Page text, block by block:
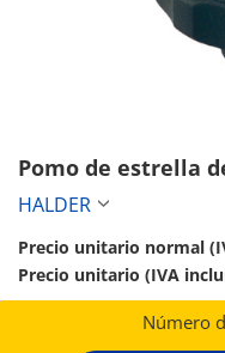
Pomo de estrella
HALDER
Precio unitario normal
Precio unitario (IVA
Número